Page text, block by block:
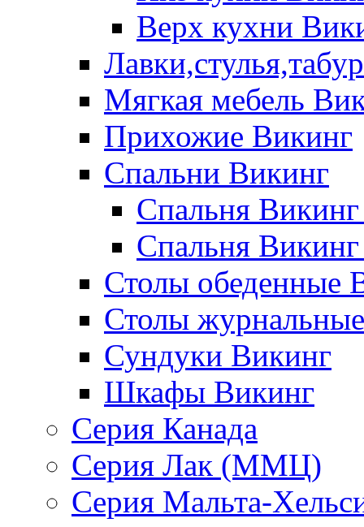
Верх кухни
Мягкая мебель
Прихожие Викинг
Спальни Викинг
Спальня
Спальня
Столы обеденные
Столы
Сундуки Викинг
Шкафы Викинг
Серия Канада
Серия Лак (ММЦ)
Серия Мальта-